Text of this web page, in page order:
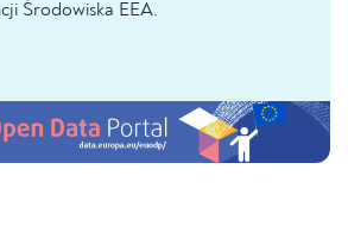
Środowiska EEA.